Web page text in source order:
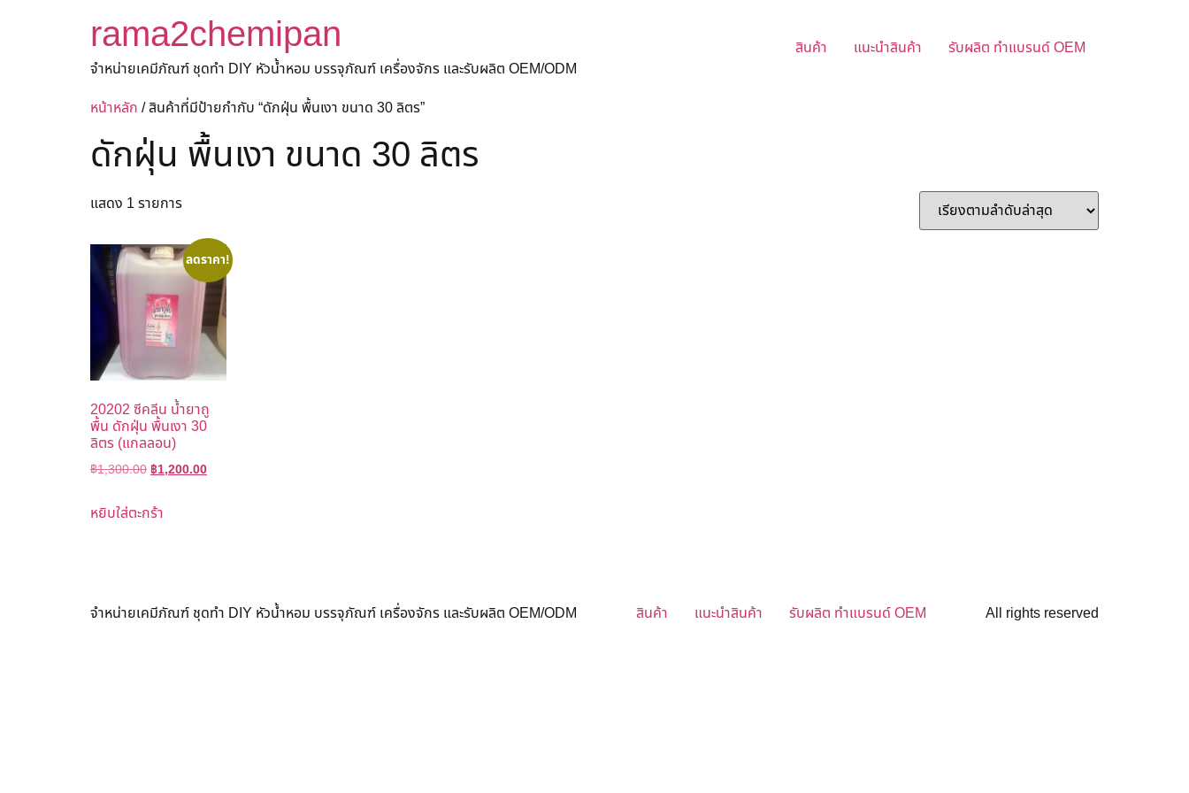
rama2chemipan
จำหน่ายเคมีภัณฑ์ ชุดทำ DIY หัวน้ำหอม บรรจุภัณฑ์ เครื่องจักร และรับผลิต OEM/ODM
สินค้า แนะนำสินค้า รับผลิต ทำแบรนด์ OEM
หน้าหลัก / สินค้าที่มีป้ายกำกับ “ดักฝุ่น พื้นเงา ขนาด 30 ลิตร”
ดักฝุ่น พื้นเงา ขนาด 30 ลิตร
แสดง 1 รายการ
ลดราคา!
20202 ซีคลีน น้ำยาถู
พื้น ดักฝุ่น พื้นเงา 30
ลิตร (แกลลอน)
฿1,300.00 ฿1,200.00
หยิบใส่ตะกร้า
จำหน่ายเคมีภัณฑ์ ชุดทำ DIY หัวน้ำหอม บรรจุภัณฑ์ เครื่องจักร และรับผลิต OEM/ODM สินค้า แนะนำสินค้า รับผลิต ทำแบรนด์ OEM All rights reserved